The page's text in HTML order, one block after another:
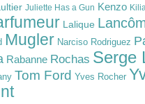
Juliette Has a Gun Kenzo
Lalique
Mugler Narciso Rodriguez
Rabanne Rochas Serge
Tom Ford Yves Rocher